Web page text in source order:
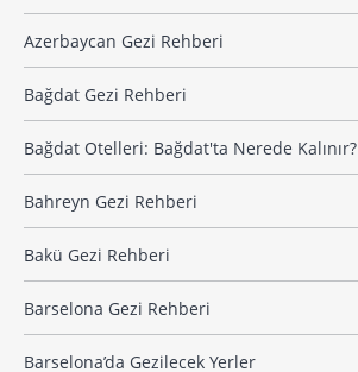
Azerbaycan Gezi Rehberi
Bağdat Gezi Rehberi
Bağdat Otelleri: Bağdat'ta Nerede Kalınır?
Bahreyn Gezi Rehberi
Bakü Gezi Rehberi
Barselona Gezi Rehberi
Barselona’da Gezilecek Yerler